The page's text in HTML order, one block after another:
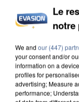
INCENDIES :
DE
Le
notre
We and our (447)
your consent and/or
information on a
profiles for
advertising; Measure
performance;